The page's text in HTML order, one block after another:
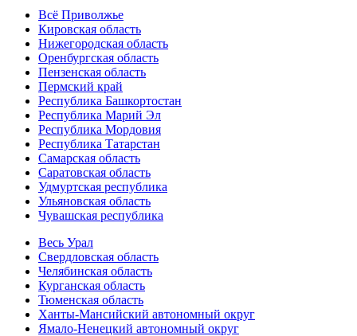
Всё Приволжье
Кировская область
Нижегородская область
Оренбургская область
Пензенская область
Пермский край
Республика Башкортостан
Республика Марий Эл
Республика Мордовия
Республика Татарстан
Самарская область
Саратовская область
Удмуртская республика
Ульяновская область
Чувашская республика
Весь Урал
Свердловская область
Челябинская область
Курганская область
Тюменская область
Ханты-Мансийский автономный округ
Ямало-Ненецкий автономный округ